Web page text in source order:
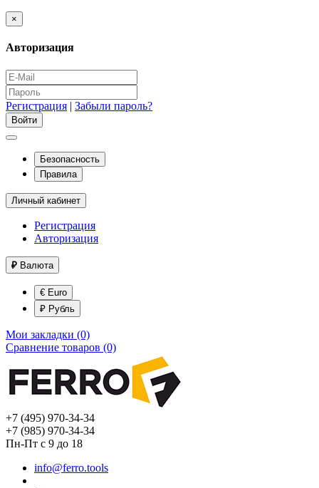
×
Авторизация
Регистрация | Забыли пароль?
Безопасность
Правила
Личный кабинет
Регистрация
Авторизация
₽ Валюта
€ Euro
₽ Рубль
Мои закладки (0)
Сравнение товаров (0)
+7 (495) 970-34-34
+7 (985) 970-34-34
Пн-Пт с 9 до 18
info@ferro.tools